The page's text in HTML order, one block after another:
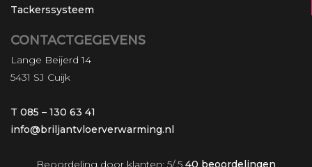
Tackerssysteem
CONTACTGEGEVENS
Lange Beijerd 14
5431 SJ Cuijk
T 085 – 130 63 41
info@briljantvloerverwarming.nl
Beoordeling door klanten: 5/5 40 beoordelingen